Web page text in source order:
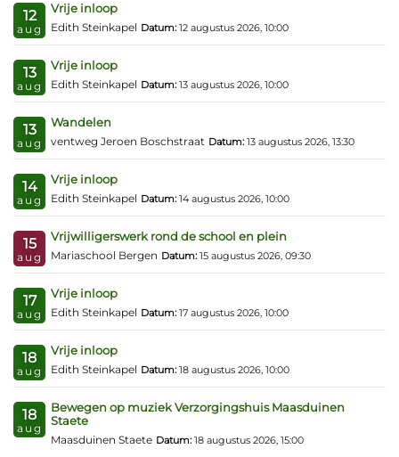
12
aug
Vrije inloop
Edith Steinkapel Datum: 12 augustus 2026, 10:00
13
aug
Vrije inloop
Edith Steinkapel Datum: 13 augustus 2026, 10:00
13
aug
Wandelen
ventweg Jeroen Boschstraat Datum: 13 augustus 2026, 13:30
14
aug
Vrije inloop
Edith Steinkapel Datum: 14 augustus 2026, 10:00
15
aug
Vrijwilligerswerk rond de school en plein
Mariaschool Bergen Datum: 15 augustus 2026, 09:30
17
aug
Vrije inloop
Edith Steinkapel Datum: 17 augustus 2026, 10:00
18
aug
Vrije inloop
Edith Steinkapel Datum: 18 augustus 2026, 10:00
18
aug
Bewegen op muziek Verzorgingshuis Maasduinen
Staete
Maasduinen Staete Datum: 18 augustus 2026, 15:00